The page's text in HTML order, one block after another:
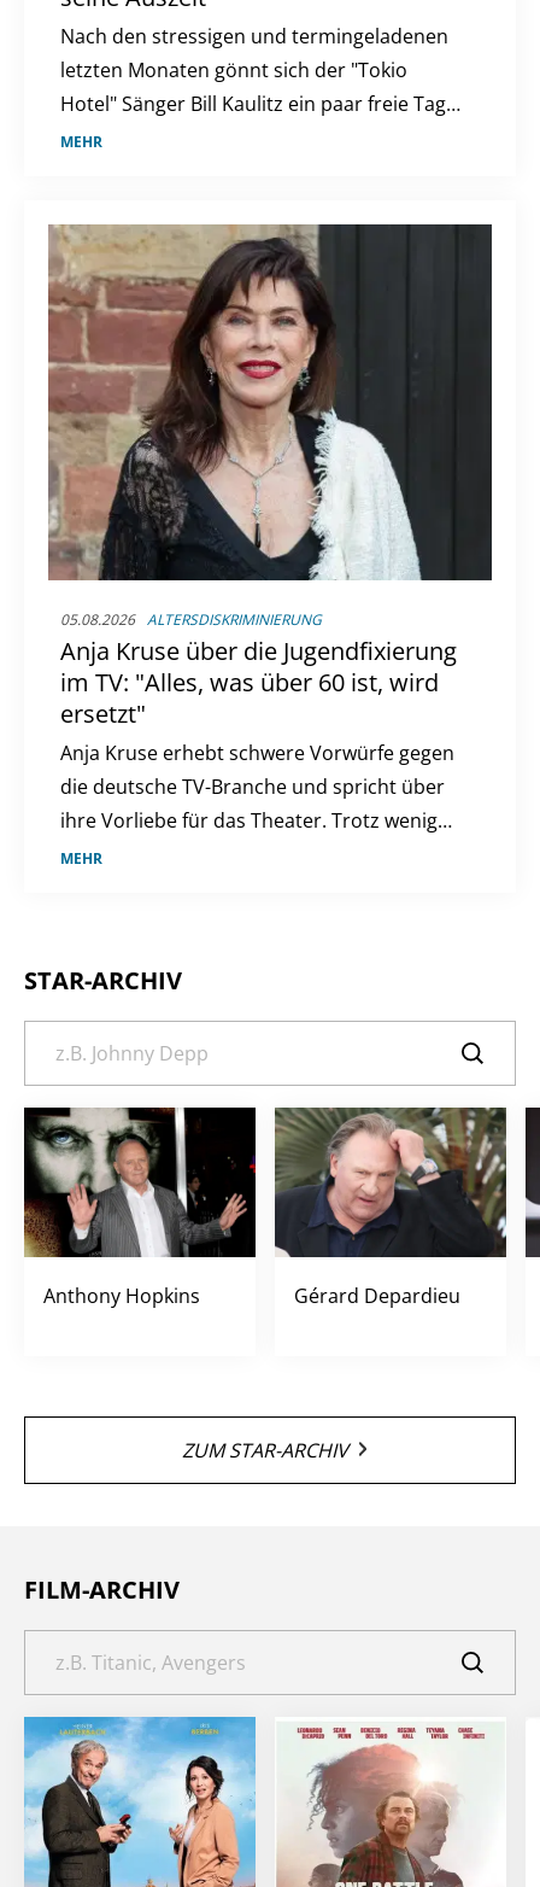
Nach den stressigen und termingeladenen
letzten Monaten gönnt sich der "Tokio
Hotel" Sänger Bill Kaulitz ein paar freie Tage.
Diese verbringt er in Italien, genauer gesagt
MEHR
05.08.2026 ALTERSDISKRIMINIERUNG
Anja Kruse über die Jugendfixierung
im TV: "Alles, was über 60 ist, wird
ersetzt"
Anja Kruse erhebt schwere Vorwürfe gegen
die deutsche TV-Branche und spricht über
ihre Vorliebe für das Theater. Trotz weniger
TV-Rollen bleibt sie aktiv und engagiert.
MEHR
STAR-ARCHIV
Anthony Hopkins Gérard Depardieu
ZUM STAR-ARCHIV
FILM-ARCHIV